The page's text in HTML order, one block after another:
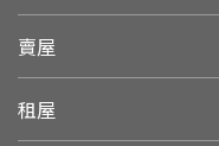
賣屋
租屋